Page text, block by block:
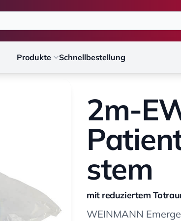
Produkte Schnellbestellung
2m-
stem
mit reduziertem
WEINMANN